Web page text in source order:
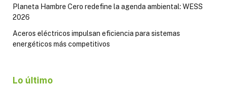
Planeta Hambre Cero redefine la agenda ambiental: WESS
2026
Aceros eléctricos impulsan eficiencia para sistemas
energéticos más competitivos
Lo último